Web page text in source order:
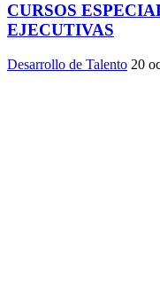
CURSOS
EJECUTIVAS
Desarrollo de Talento 20